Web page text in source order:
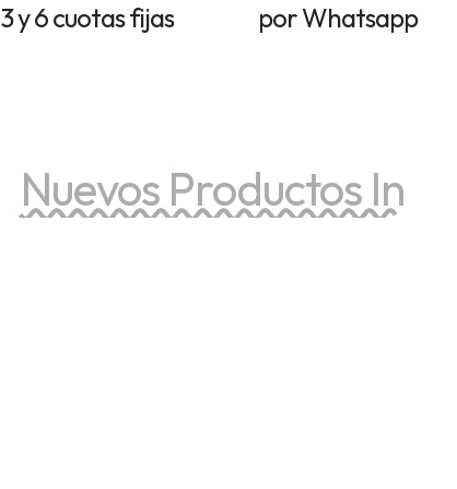
3 y 6 cuotas fijas
por Whatsapp
Nuevos Productos In